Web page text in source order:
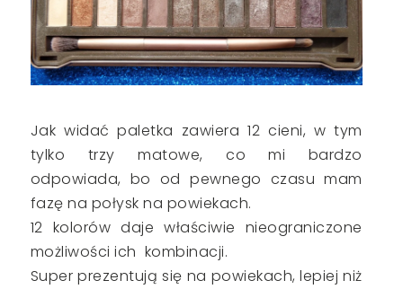
Jak widać paletka zawiera 12 cieni, w tym
tylko trzy matowe, co mi bardzo
odpowiada, bo od pewnego czasu mam
fazę na połysk na powiekach.
12 kolorów daje właściwie nieograniczone
możliwości ich kombinacji.
Super prezentują się na powiekach, lepiej niż